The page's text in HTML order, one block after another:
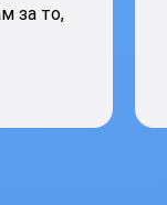
за то,